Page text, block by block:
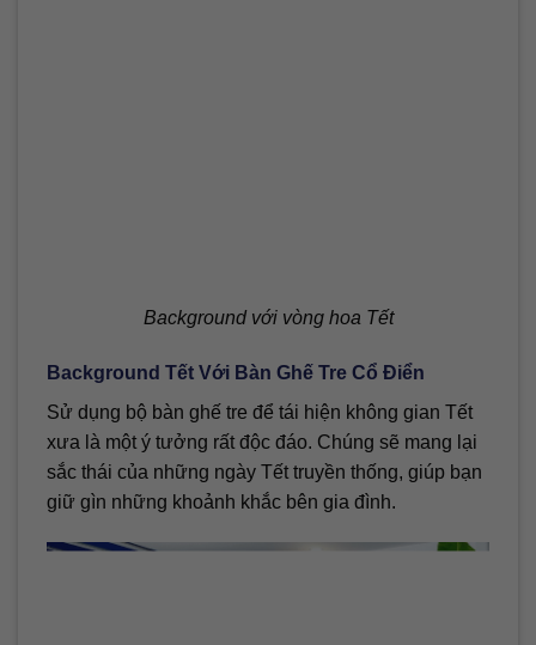
Background với vòng hoa Tết
Background Tết Với Bàn Ghế Tre Cổ Điển
Sử dụng bộ bàn ghế tre để tái hiện không gian Tết
xưa là một ý tưởng rất độc đáo. Chúng sẽ mang lại
sắc thái của những ngày Tết truyền thống, giúp bạn
giữ gìn những khoảnh khắc bên gia đình.